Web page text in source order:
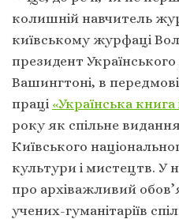
колишній навчитель
київському журфаці
президент
Вашингтоні, в
праці «Українська книга
року як спільне
Київського
культури і мистецтв. У
про архіважливий
учених-гуманітаріїв